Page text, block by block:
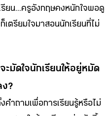
ยน...ครูอังกฤษคงหนักใจพอดู
เตรียมใจมาสอนนักเรียนที่ไม่
มัดใจนักเรียนให้อยู่หมัด
ง?
ำถามเพื่อการเรียนรู้หรือไม่